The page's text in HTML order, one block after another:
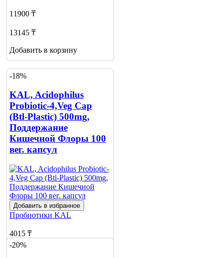
11900 ₸
13145 ₸
Добавить в корзину
-18%
KAL, Acidophilus
Probiotic-4,Veg Cap
(Btl-Plastic) 500mg,
Поддержание
Кишечной Флоры 100
вег. капсул
Добавить в избранное
Пробиотики KAL
4015 ₸
-20%